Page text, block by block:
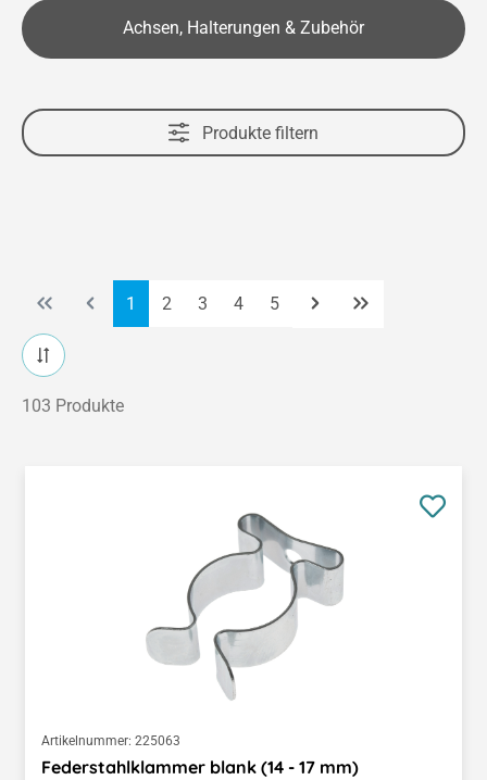
Achsen, Halterungen & Zubehör
Produkte filtern
Seite
1 Seite
2 Seite
3 Seite
4 Seite
5
103 Produkte
Artikelnummer: 225063
Federstahlklammer blank (14 - 17 mm)